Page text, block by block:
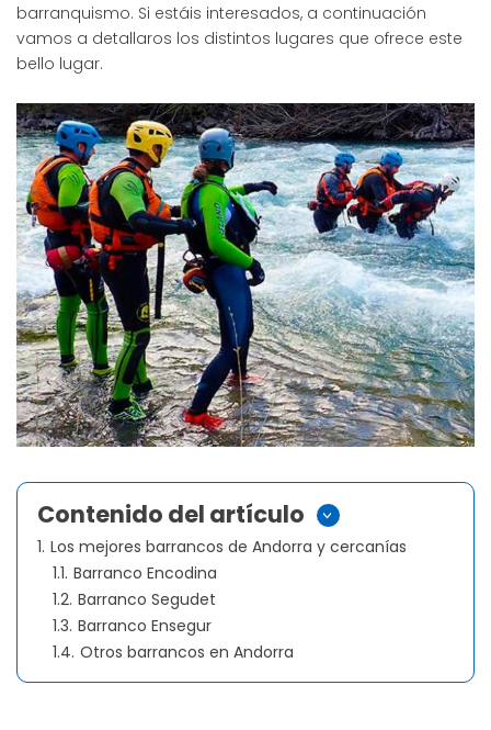
barranquismo. Si estáis interesados, a continuación
vamos a detallaros los distintos lugares que ofrece este
bello lugar.
Contenido del artículo >
1. Los mejores barrancos de Andorra y cercanías
1.1. Barranco Encodina
1.2. Barranco Segudet
1.3. Barranco Ensegur
1.4. Otros barrancos en Andorra